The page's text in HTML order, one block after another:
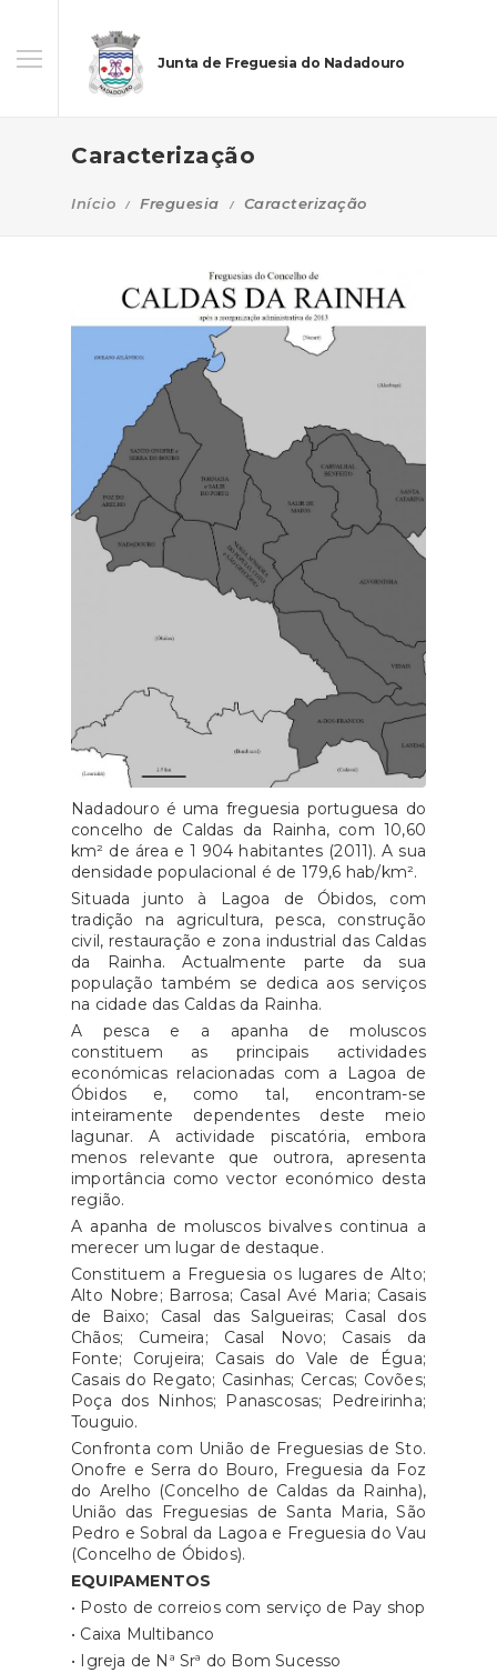
Junta de Freguesia do Nadadouro
Caracterização
Início Freguesia Caracterização
Nadadouro é uma freguesia portuguesa do
concelho de Caldas da Rainha, com 10,60
km² de área e 1 904 habitantes (2011). A sua
densidade populacional é de 179,6 hab/km².
Situada junto à Lagoa de Óbidos, com
tradição na agricultura, pesca, construção
civil, restauração e zona industrial das Caldas
da Rainha. Actualmente parte da sua
população também se dedica aos serviços
na cidade das Caldas da Rainha.
A pesca e a apanha de moluscos
constituem as principais actividades
económicas relacionadas com a Lagoa de
Óbidos e, como tal, encontram-se
inteiramente dependentes deste meio
lagunar. A actividade piscatória, embora
menos relevante que outrora, apresenta
importância como vector económico desta
região.
A apanha de moluscos bivalves continua a
merecer um lugar de destaque.
Constituem a Freguesia os lugares de Alto;
Alto Nobre; Barrosa; Casal Avé Maria; Casais
de Baixo; Casal das Salgueiras; Casal dos
Chãos; Cumeira; Casal Novo; Casais da
Fonte; Corujeira; Casais do Vale de Égua;
Casais do Regato; Casinhas; Cercas; Covões;
Poça dos Ninhos; Panascosas; Pedreirinha;
Touguio.
Confronta com União de Freguesias de Sto.
Onofre e Serra do Bouro, Freguesia da Foz
do Arelho (Concelho de Caldas da Rainha),
União das Freguesias de Santa Maria, São
Pedro e Sobral da Lagoa e Freguesia do Vau
(Concelho de Óbidos).
EQUIPAMENTOS
• Posto de correios com serviço de Pay shop
• Caixa Multibanco
• Igreja de Nª Srª do Bom Sucesso